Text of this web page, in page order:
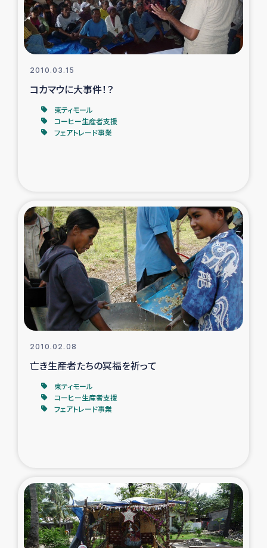
2010.03.15
コカマウに大事件！？
東ティモール
コーヒー生産者支援
フェアトレード事業
2010.02.08
亡き生産者たちの冥福を祈って
東ティモール
コーヒー生産者支援
フェアトレード事業